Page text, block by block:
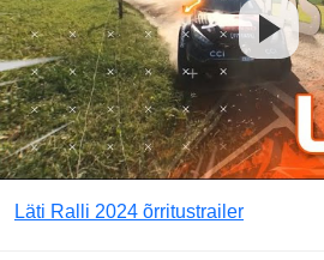
Läti Ralli 2024 õrritustrailer